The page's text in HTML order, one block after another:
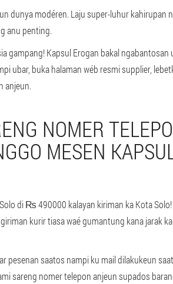
dunya modéren. Laju super-luhur kahirupan
anu penting.
gampang! Kapsul Erogan bakal ngabantosan
ubar, buka halaman wéb resmi supplier,
anjeun.
NOMER
MESEN
di ₨ 490000 kalayan kiriman ka Kota
kurir tiasa waé gumantung kana jarak
pesenan saatos nampi ku mail dilakukeun
sareng nomer telepon anjeun supados